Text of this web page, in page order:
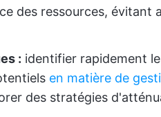
des ressources, évitant
: identifier rapidement
en matière de
des stratégies